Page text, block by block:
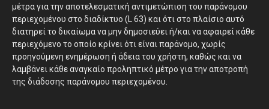
μέτρα για την αποτελεσματική αντιμετώπιση του παράνομου
περιεχομένου στο διαδίκτυο (L 63) και ότι στο πλαίσιο αυτό
διατηρεί το δικαίωμα να μην δημοσιεύει ή/και να αφαιρεί κάθε
περιεχόμενο το οποίο κρίνει ότι είναι παράνομο, χωρίς
προηγούμενη ενημέρωση ή άδεια του χρήστη, καθώς και να
λαμβάνει κάθε αναγκαίο προληπτικό μέτρο για την αποτροπή
της διάδοσης παράνομου περιεχομένου.